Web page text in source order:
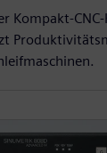
Kompakt-CNC-